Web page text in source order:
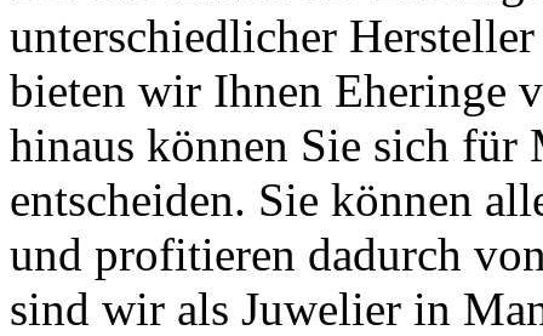
unterschiedlicher
bieten wir Ihnen Eheringe
hinaus können Sie sich
entscheiden. Sie können
und profitieren dadurch
sind wir als Juwelier in